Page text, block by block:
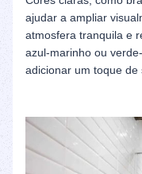
ajudar a ampliar
atmosfera tranquila e
azul-marinho ou
adicionar um toque de